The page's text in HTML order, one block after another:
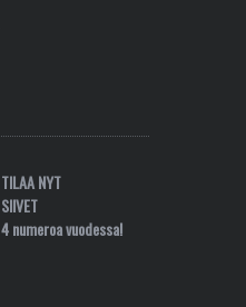
TILAA NYT
SIIVET
4 numeroa vuodessa!